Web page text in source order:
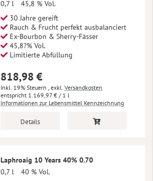
0,7 l
45,8 % Vol.
30 Jahre gereift
Rauch & Frucht perfekt ausbalanciert
Ex-Bourbon & Sherry-Fässer
45,8?% Vol.
Limitierte Abfüllung
818,98 €
Inkl. 19% Steuern , exkl. Versandkosten
1.169,97 € / 1 l
Informationen zur Lebensmittel Kennzeichnung
Details
Laphroaig 10 Years 40% 0.70
0,7 l
40 % Vol.